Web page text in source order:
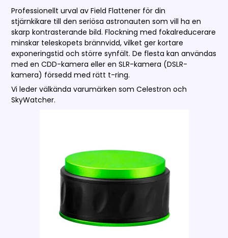
Professionellt urval av Field Flattener för din
stjärnkikare till den seriösa astronauten som vill ha en
skarp kontrasterande bild. Flockning med fokalreducerare
minskar teleskopets brännvidd, vilket ger kortare
exponeringstid och större synfält. De flesta kan användas
med en CDD-kamera eller en SLR-kamera (DSLR-
kamera) försedd med rätt t-ring.
Vi leder välkända varumärken som Celestron och
SkyWatcher.